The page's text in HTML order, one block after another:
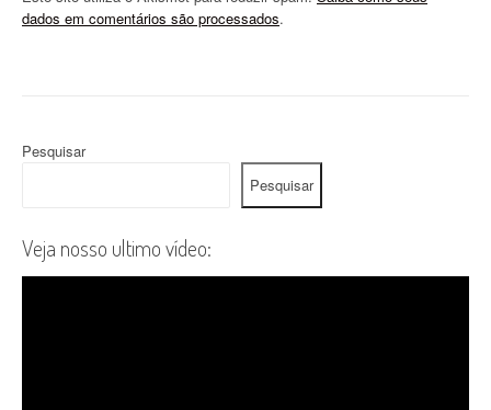
dados em comentários são processados.
Pesquisar
Pesquisar
Veja nosso ultimo vídeo: